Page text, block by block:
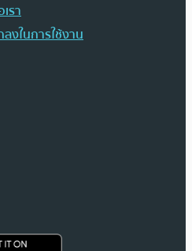
รา
งในการใช้งาน